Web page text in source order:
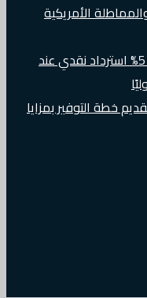
الأمريكية
أكثر من 5000فائز سيحصلون على 5% استرداد نقدي عند
خطة التوفير بمزايا